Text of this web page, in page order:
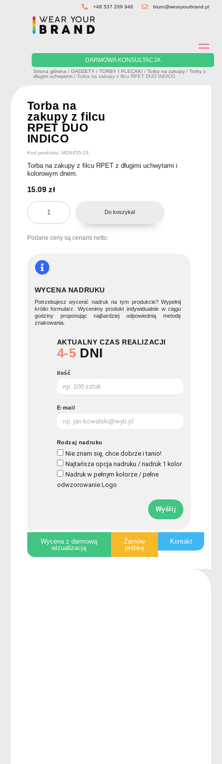
+48 537 269 946 biuro@wearyourbrand.pl
DARMOWA KONSULTACJA
Strona główna /GADŻETY /TORBY I PLECAKI /Torby na zakupy /Torby z
długim uchwytem / Torba na zakupy z filcu RPET DUO INDICO
Torba na
zakupy z filcu
RPET DUO
INDICO
Kod produktu: MO6455-15
Torba na zakupy z filcu RPET z długimi uchwytami i
kolorowym dnem.
15.09zł
ilość
Torba
zakupy
RPET
INDICO
Do koszyka!
Podane ceny są cenami netto.
WYCENA NADRUKU
Potrzebujesz wycenić nadruk na tym produkcie? Wypełnij
krótki formularz. Wycenimy produkt indywidualnie w ciągu
godziny proponując najbardziej odpowiednią metodę
znakowania.
AKTUALNY CZAS REALIZACJI
4-5 DNI
ilość
E-mail
Rodzaj nadruku
Nie znam się, chce dobrze i tanio!
Najtańsza opcja nadruku / nadruk 1 kolor
Nadruk w pełnym kolorze / pełne
odwzorowanie Logo
Wyślij
Wycena z darmową
wizualizacją
Zamów
próbkę
Kontakt